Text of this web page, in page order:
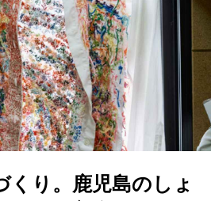
くり。鹿児島のしょ